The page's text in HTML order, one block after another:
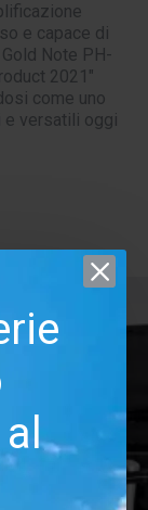
e capace di
Note PH-
2021"
come uno
e versatili oggi